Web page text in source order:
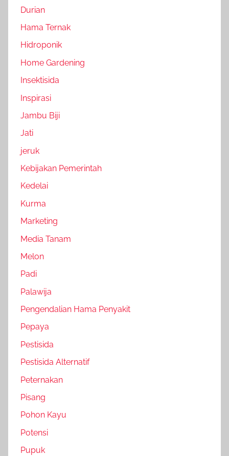
Durian
Hama Ternak
Hidroponik
Home Gardening
Insektisida
Inspirasi
Jambu Biji
Jati
jeruk
Kebijakan Pemerintah
Kedelai
Kurma
Marketing
Media Tanam
Melon
Padi
Palawija
Pengendalian Hama Penyakit
Pepaya
Pestisida
Pestisida Alternatif
Peternakan
Pisang
Pohon Kayu
Potensi
Pupuk